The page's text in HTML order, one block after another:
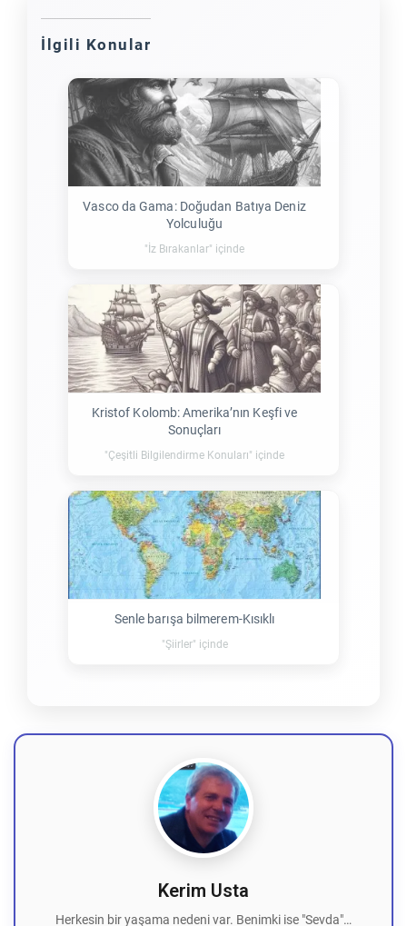
İlgili Konular
Vasco da Gama: Doğudan Batıya Deniz
Yolculuğu
"İz Bırakanlar" içinde
Kristof Kolomb: Amerika’nın Keşfi ve
Sonuçları
"Çeşitli Bilgilendirme Konuları" içinde
Senle barışa bilmerem-Kısıklı
"Şiirler" içinde
Kerim Usta
Herkesin bir yaşama nedeni var. Benimki ise "Sevda"…